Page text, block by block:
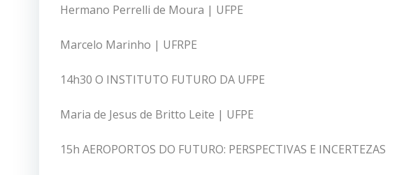
Hermano Perrelli de Moura | UFPE
Marcelo Marinho | UFRPE
14h30 O INSTITUTO FUTURO DA UFPE
Maria de Jesus de Britto Leite | UFPE
15h AEROPORTOS DO FUTURO: PERSPECTIVAS E INCERTEZAS